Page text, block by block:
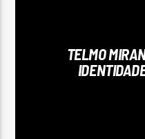
TELMO